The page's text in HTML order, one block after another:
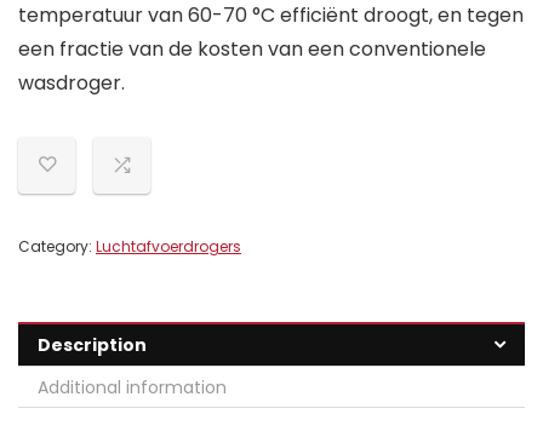
temperatuur van 60-70 °C efficiënt droogt, en tegen
een fractie van de kosten van een conventionele
wasdroger.
Category: Luchtafvoerdrogers
Description
Additional information